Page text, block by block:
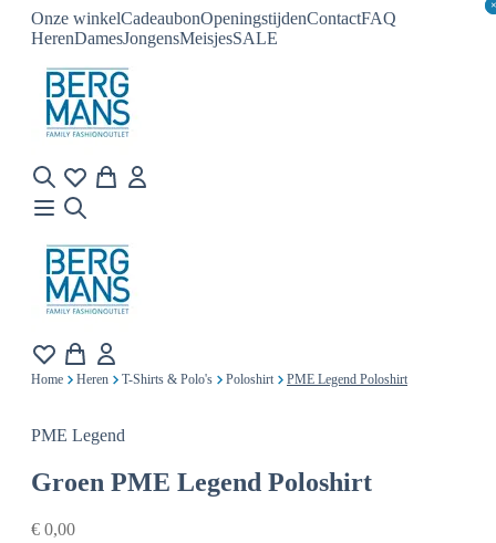
Onze winkelCadeaubonOpeningstijdenContactFAQ
HerenDamesJongensMeisjesSALE
×
×
Home Heren T-Shirts & Polo's Poloshirt PME Legend Poloshirt
PME Legend
Groen PME Legend Poloshirt
€ 0,00